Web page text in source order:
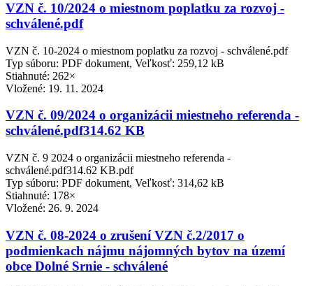
VZN č. 10/2024 o miestnom poplatku za rozvoj -
schválené.pdf
VZN č. 10-2024 o miestnom poplatku za rozvoj - schválené.pdf
Typ súboru: PDF dokument, Veľkosť: 259,12 kB
Stiahnuté: 262×
Vložené: 19. 11. 2024
VZN č. 09/2024 o organizácii miestneho referenda -
schválené.pdf314.62 KB
VZN č. 9 2024 o organizácii miestneho referenda -
schválené.pdf314.62 KB.pdf
Typ súboru: PDF dokument, Veľkosť: 314,62 kB
Stiahnuté: 178×
Vložené: 26. 9. 2024
VZN č. 08-2024 o zrušení VZN č.2/2017 o
podmienkach nájmu nájomných bytov na území
obce Dolné Srnie - schválené